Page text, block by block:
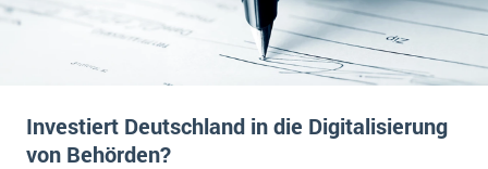
Investiert Deutschland in die Digitalisierung
von Behörden?